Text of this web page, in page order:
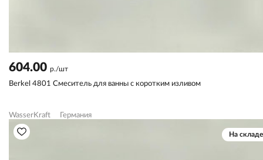
604.00 р./шт
Berkel 4801 Смеситель для ванны с коротким изливом
WasserKraft Германия
На складе